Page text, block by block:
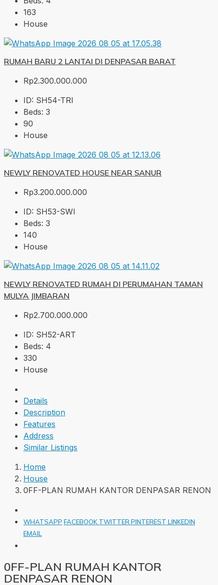
163
House
RUMAH BARU 2 LANTAI DI DENPASAR BARAT
Rp2.300.000.000
ID: SH54-TRI
Beds: 3
90
House
NEWLY RENOVATED HOUSE NEAR SANUR
Rp3.200.000.000
ID: SH53-SWI
Beds: 3
140
House
NEWLY RENOVATED RUMAH DI PERUMAHAN TAMAN
MULYA JIMBARAN
Rp2.700.000.000
ID: SH52-ART
Beds: 4
330
House
Details
Description
Features
Address
Similar Listings
Home
House
0FF-PLAN RUMAH KANTOR DENPASAR RENON
WHATSAPP FACEBOOK TWITTERPINTEREST LINKEDIN
EMAIL
0FF-PLAN RUMAH KANTOR
DENPASAR RENON